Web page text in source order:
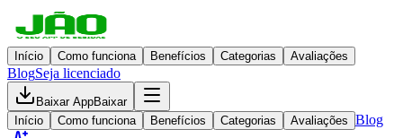
Início Como funciona Benefícios Categorias Avaliações
BlogSeja licenciado
Baixar AppBaixar
Início
Como funciona Benefícios Categorias Avaliações Blog